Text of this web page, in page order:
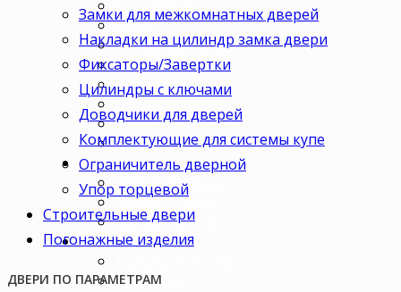
В зал
В гардеробную
В коридор
В кладовку
В офис
В коттедж
Для дачи
Ценовая категория
Двери премиум
Двери стандарт
Двери эконом
Комплектация
Комплект
Замки для межкомнатных дверей
Накладки на цилиндр замка двери
Фиксаторы/Завертки
Цилиндры с ключами
Доводчики для дверей
Комплектующие для системы купе
Ограничитель дверной
Упор торцевой
Строительные двери
Погонажные изделия
ДВЕРИ ПО ПАРАМЕТРАМ